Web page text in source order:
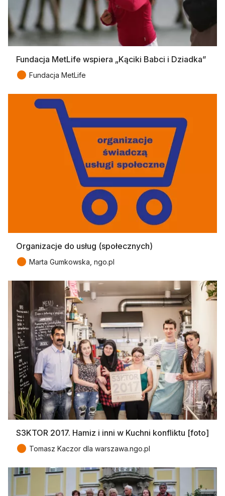
Fundacja MetLife wspiera „Kąciki Babci i Dziadka”
● Fundacja MetLife
Organizacje do usług (społecznych)
● Marta Gumkowska, ngo.pl
S3KTOR 2017. Hamiz i inni w Kuchni konfliktu [foto]
● Tomasz Kaczor dla warszawa.ngo.pl